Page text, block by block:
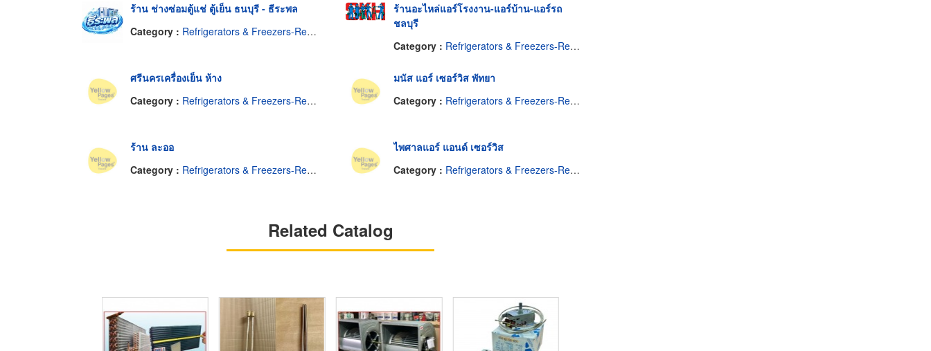
ร้าน ช่างซ่อมตู้แช่ ตู้เย็น ธนบุรี - ธีระพล
Category : Refrigerators & Freezers-Repairing & Parts
ร้านอะไหล่แอร์โรงงาน-แอร์บ้าน-แอร์รถ
ชลบุรี
Category : Refrigerators & Freezers-Repairing & Parts
ศรีนครเครื่องเย็น ห้าง
Category : Refrigerators & Freezers-Repairing & Parts
มนัส แอร์ เซอร์วิส พัทยา
Category : Refrigerators & Freezers-Repairing & Parts
ร้าน ละออ
Category : Refrigerators & Freezers-Repairing & Parts
ไพศาลแอร์ แอนด์ เซอร์วิส
Category : Refrigerators & Freezers-Repairing & Parts
Related Catalog